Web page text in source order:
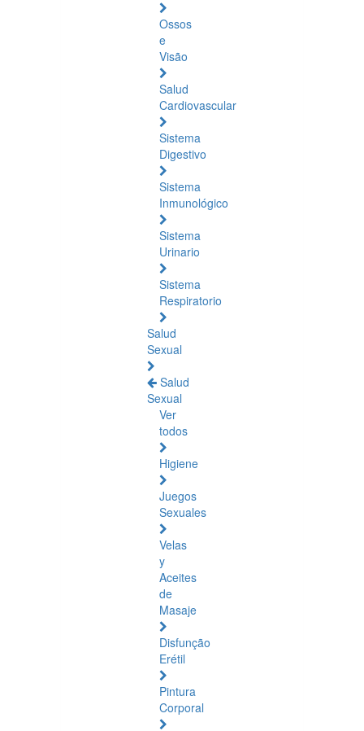
Ossos
e
Visão
Salud
Cardiovascular
Sistema
Digestivo
Sistema
Inmunológico
Sistema
Urinario
Sistema
Respiratorio
Salud
Sexual
Salud
Sexual
Ver
todos
Higiene
Juegos
Sexuales
Velas
y
Aceites
de
Masaje
Disfunção
Erétil
Pintura
Corporal